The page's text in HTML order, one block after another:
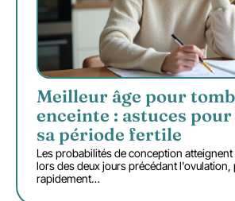
Meilleur âge pour
enceinte : astuces
sa période fertile
Les probabilités de conception
lors des deux jours précédant l'ovulation,
rapidement…